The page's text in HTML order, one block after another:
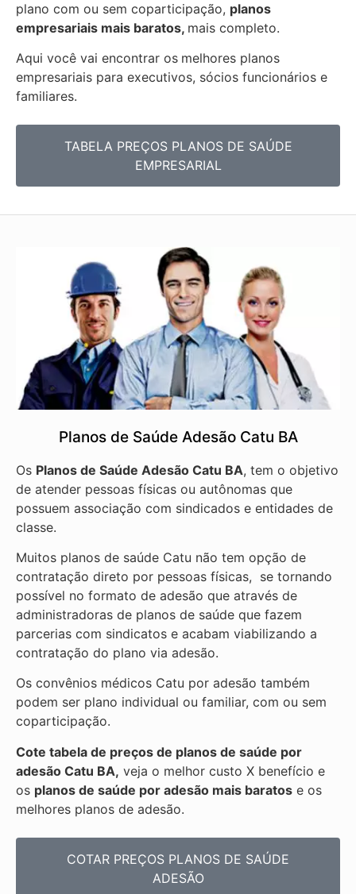
plano com ou sem coparticipação, planos
empresariais mais baratos, mais completo.
Aqui você vai encontrar os melhores planos
empresariais para executivos, sócios funcionários e
familiares.
TABELA PREÇOS PLANOS DE SAÚDE
EMPRESARIAL
Planos de Saúde Adesão Catu BA
Os Planos de Saúde Adesão Catu BA, tem o objetivo
de atender pessoas físicas ou autônomas que
possuem associação com sindicados e entidades de
classe.
Muitos planos de saúde Catu não tem opção de
contratação direto por pessoas físicas, se tornando
possível no formato de adesão que através de
administradoras de planos de saúde que fazem
parcerias com sindicatos e acabam viabilizando a
contratação do plano via adesão.
Os convênios médicos Catu por adesão também
podem ser plano individual ou familiar, com ou sem
coparticipação.
Cote tabela de preços de planos de saúde por
adesão Catu BA, veja o melhor custo X benefício e
os planos de saúde por adesão mais baratos e os
melhores planos de adesão.
COTAR PREÇOS PLANOS DE SAÚDE
ADESÃO